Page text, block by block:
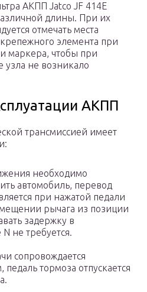
АКПП Jatco JF 414E
длины. При их
отмечать места
элемента при
маркера, чтобы при
узла не возникало
АКПП
трансмиссией имеет
необходимо
автомобиль, перевод
при нажатой педали
рычага из позиции
задержку в
не требуется.
сопровождается
тормоза отпускается